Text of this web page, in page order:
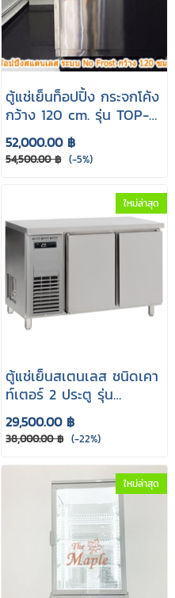
ตู้แช่เย็นท็อปปิ้ง กระจกโค้ง
กว้าง 120 cm. รุ่น TOP-
1200CL
52,000.00 ฿
54,500.00 ฿ (-5%)
ใหม่ล่าสุด
ตู้แช่เย็นสเตนเลส ชนิดเคา
ท์เตอร์ 2 ประตู รุ่น
ALASKA PCR-127
29,500.00 ฿
38,000.00 ฿ (-22%)
ใหม่ล่าสุด